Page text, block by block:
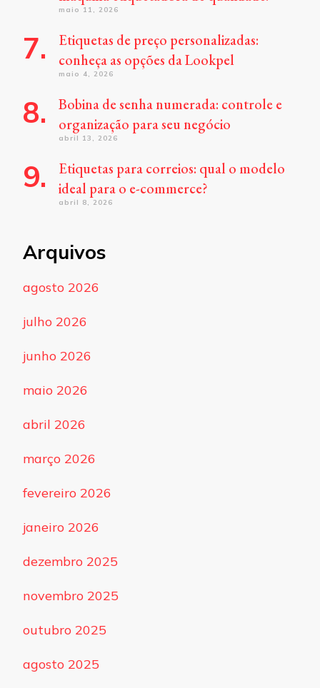
maio 11, 2026
Etiquetas de preço personalizadas:
conheça as opções da Lookpel
maio 4, 2026
Bobina de senha numerada: controle e
organização para seu negócio
abril 13, 2026
Etiquetas para correios: qual o modelo
ideal para o e-commerce?
abril 8, 2026
Arquivos
agosto 2026
julho 2026
junho 2026
maio 2026
abril 2026
março 2026
fevereiro 2026
janeiro 2026
dezembro 2025
novembro 2025
outubro 2025
agosto 2025